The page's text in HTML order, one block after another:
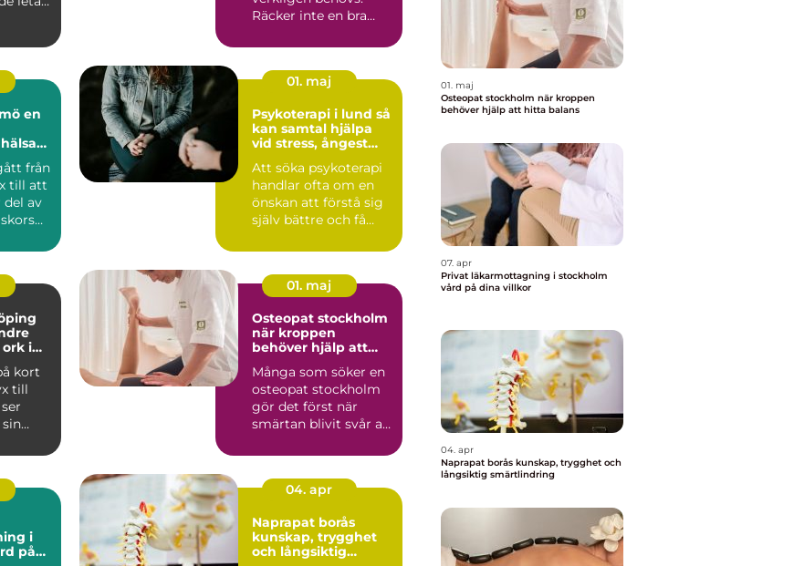
Räcker inte en bra
den det....
en
från
till att
del av
01. maj
Psykoterapi i lund så
kan samtal hjälpa
vid stress, ångest
Att söka psykoterapi
handlar ofta om en
önskan att förstå sig
själv bättre och få
i
kort
till
sin
01. maj
Osteopat stockholm
när kroppen
behöver hjälp att
Många som söker en
osteopat stockholm
gör det först när
smärtan blivit svår att
i
04. apr
Naprapat borås
kunskap, trygghet
och långsiktig
01. maj
Osteopat stockholm när kroppen
behöver hjälp att hitta balans
07. apr
Privat läkarmottagning i stockholm
vård på dina villkor
04. apr
Naprapat borås kunskap, trygghet och
långsiktig smärtlindring